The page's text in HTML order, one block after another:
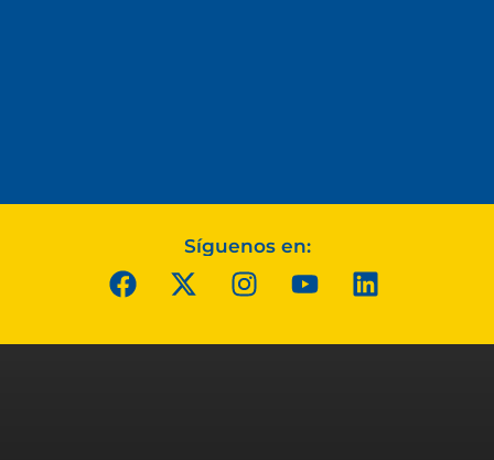
Síguenos en: